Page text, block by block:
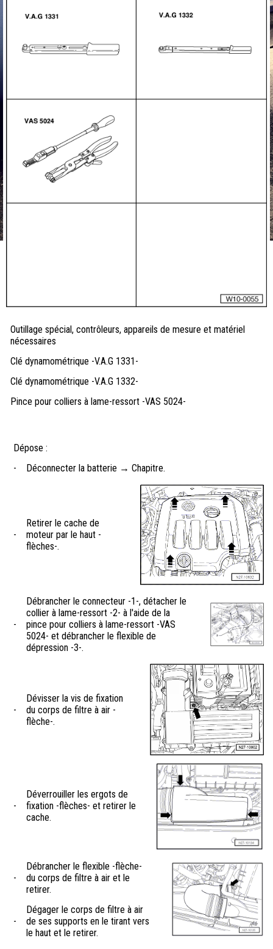
Outillage spécial, contrôleurs, appareils de mesure et matériel
nécessaires
Clé dynamométrique -V.A.G 1331-
Clé dynamométrique -V.A.G 1332-
Pince pour colliers à lame-ressort -VAS 5024-
Dépose :
-
Déconnecter la batterie → Chapitre.
-
Retirer le cache de
moteur par le haut -
flèches-.
-
Débrancher le connecteur -1-, détacher le
collier à lame-ressort -2- à l'aide de la
pince pour colliers à lame-ressort -VAS
5024- et débrancher le flexible de
dépression -3-.
-
Dévisser la vis de fixation
du corps de filtre à air -
flèche-.
-
Déverrouiller les ergots de
fixation -flèches- et retirer le
cache.
-
Débrancher le flexible -flèche-
du corps de filtre à air et le
retirer.
-
Dégager le corps de filtre à air
de ses supports en le tirant vers
le haut et le retirer.